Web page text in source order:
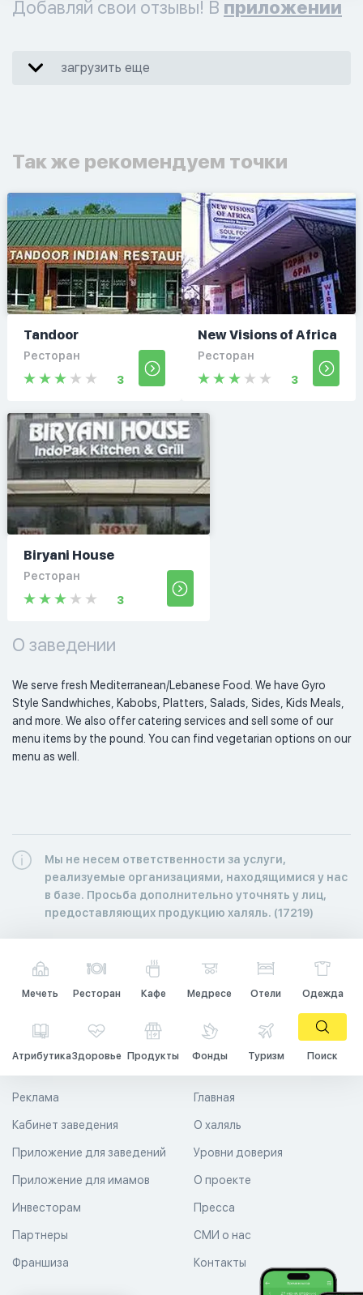
Добавляй свои отзывы! В приложении
загрузить еще
Так же рекомендуем точки
Tandoor
Ресторан
3
New Visions of Africa
Ресторан
3
Biryani House
Ресторан
3
О заведении
We serve fresh Mediterranean/Lebanese Food. We have Gyro
Style Sandwhiches, Kabobs, Platters, Salads, Sides, Kids Meals,
and more. We also offer catering services and sell some of our
menu items by the pound. You can find vegetarian options on our
menu as well.
Мы не несем ответственности за услуги,
реализуемые организациями, находящимися у нас
в базе. Просьба дополнительно уточнять у лиц,
предоставляющих продукцию халяль. (17219)
Мечеть Ресторан Кафе Медресе Отели Одежда
АтрибутикаЗдоровье Продукты Фонды Туризм Поиск
Главная
О халяль
Уровни доверия
Реклама
Кабинет заведения
Приложение для заведений
Приложение для имамов О проекте
Пресса
СМИ о нас
Контакты
Инвесторам
Партнеры
Франшиза